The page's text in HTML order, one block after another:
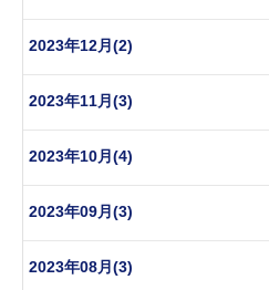
2023年12月(2)
2023年11月(3)
2023年10月(4)
2023年09月(3)
2023年08月(3)